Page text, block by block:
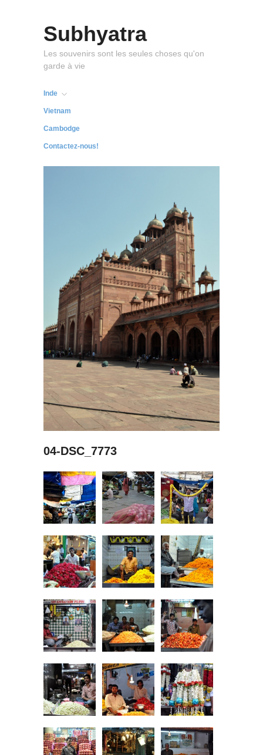
Subhyatra
Les souvenirs sont les seules choses qu'on
garde à vie
Inde
Vietnam
Cambodge
Contactez-nous!
04-DSC_7773